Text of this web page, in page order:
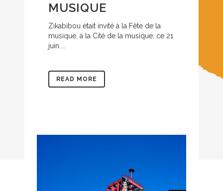
MUSIQUE
Zikabibou était invité à la Fête de la
musique, à la Cité de la musique, ce 21
juin....
READ MORE